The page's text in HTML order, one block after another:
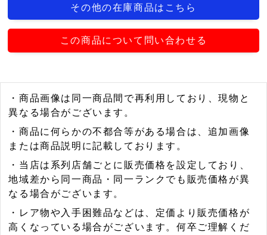
その他の在庫商品はこちら
この商品について問い合わせる
・商品画像は同一商品間で再利用しており、現物と
異なる場合がございます。
・商品に何らかの不都合等がある場合は、追加画像
または商品説明に記載しております。
・当店は系列店舗ごとに販売価格を設定しており、
地域差から同一商品・同一ランクでも販売価格が異
なる場合がございます。
・レア物や入手困難品などは、定価より販売価格が
高くなっている場合がございます。何卒ご理解くだ